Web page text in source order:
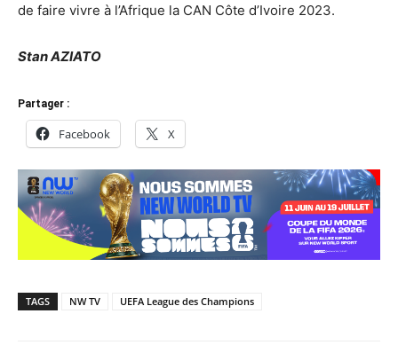
de faire vivre à l’Afrique la CAN Côte d’Ivoire 2023.
Stan AZIATO
Partager :
Facebook X
TAGS NW TV UEFA League des Champions